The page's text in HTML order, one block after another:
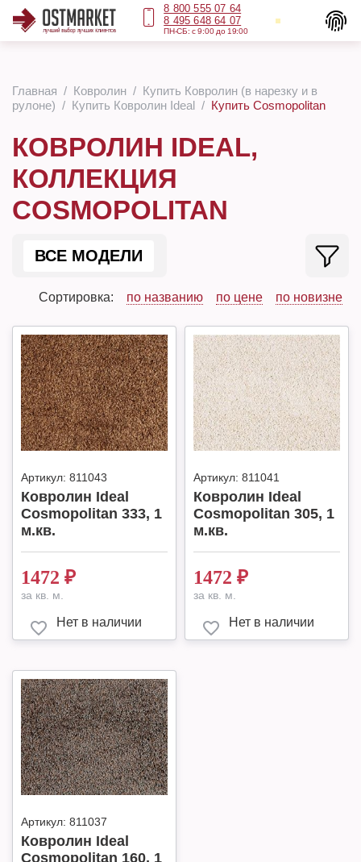
8 800 555 07 64
8 495 648 64 07
ПН-СБ: с 9:00 до 19:00
Главная Ковролин
Купить Ковролин (в нарезку и в
рулоне)
Купить Ковролин Ideal Купить Cosmopolitan
КОВРОЛИН IDEAL,
КОЛЛЕКЦИЯ
COSMOPOLITAN
ВСЕ МОДЕЛИ
Сортировка: по названию по цене по новизне
Артикул: 811043
Ковролин Ideal
Cosmopolitan 333, 1
м.кв.
1472 ₽
за кв. м.
Нет в наличии
Артикул: 811041
Ковролин Ideal
Cosmopolitan 305, 1
м.кв.
1472 ₽
за кв. м.
Нет в наличии
Артикул: 811037
Ковролин Ideal
Cosmopolitan 160, 1